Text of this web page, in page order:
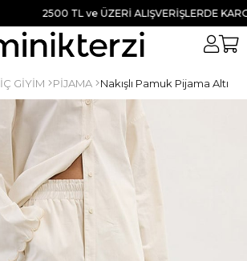
2500 TL ve ÜZERİ ALIŞVERİŞLERDE KARGO
İÇ GİYİM PİJAMA Nakışlı Pamuk Pijama Altı